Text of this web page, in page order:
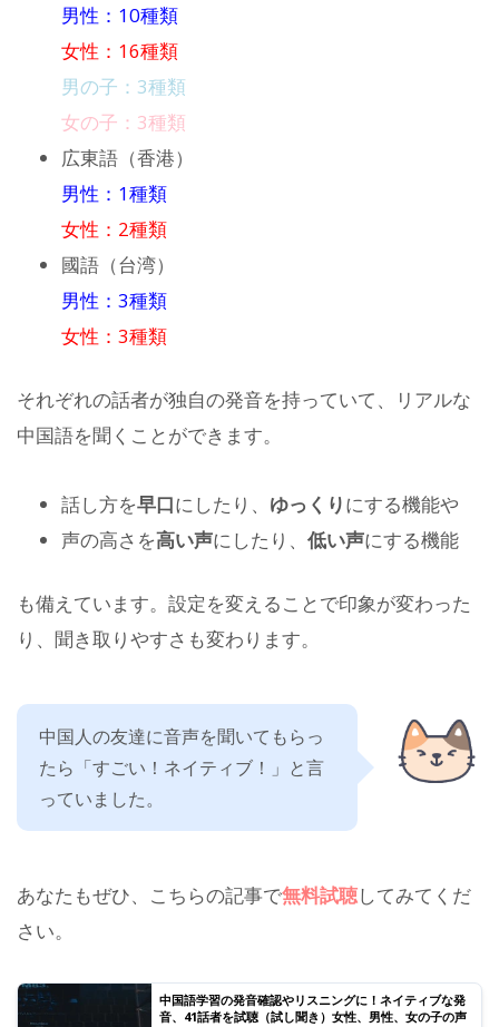
男性：10種類
女性：16種類
男の子：3種類
女の子：3種類
広東語（香港）
男性：1種類
女性：2種類
國語（台湾）
男性：3種類
女性：3種類
それぞれの話者が独自の発音を持っていて、リアルな
中国語を聞くことができます。
話し方を早口にしたり、 ゆっくりにする機能や
声の高さを高い声にしたり、 低い声にする機能
も備えています。設定を変えることで印象が変わった
り、聞き取りやすさも変わります。
中国人の友達に音声を聞いてもらっ
たら「すごい！ネイティブ！」と言
っていました。
あなたもぜひ、こちらの記事で無料試聴してみてくだ
さい。
中国語学習の発音確認やリスニングに！ネイティブな発
音、41話者を試聴（試し聞き）女性、男性、女の子の声